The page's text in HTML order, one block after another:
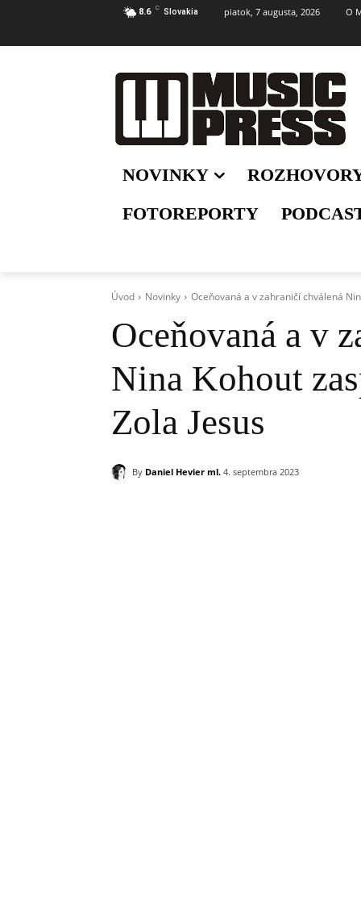
8.6 C Slovakia piatok, 7 augusta, 2026 O
NOVINKY
FOTOREPORTY
Úvod Novinky Oceňovaná a v zahraničí chválená
Oceňovaná a v
Nina Kohout
Zola Jesus
By Daniel Hevier ml. 4. septembra 2023